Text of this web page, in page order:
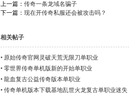
上一篇： 传奇一条龙域名骗子
下一篇： 现在开传奇私服还会被攻击吗？
相关帖子
• 原始传奇官网灵破天荒无限刀单职业
• 零世界传奇单机版新的开始单职业
• 龍血复古公益传奇版本单职业
• 传奇单机版本下载基地乱世火龙复古单职业迷失